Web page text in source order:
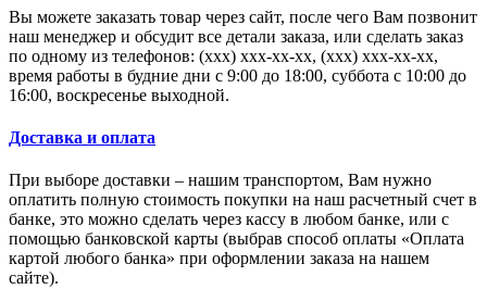
Вы можете заказать товар через сайт, после чего Вам позвонит
наш менеджер и обсудит все детали заказа, или сделать заказ
по одному из телефонов: (xxx) xxx-xx-xx, (xxx) xxx-xx-xx,
время работы в будние дни с 9:00 до 18:00, суббота с 10:00 до
16:00, воскресенье выходной.
Доставка и оплата
При выборе доставки – нашим транспортом, Вам нужно
оплатить полную стоимость покупки на наш расчетный счет в
банке, это можно сделать через кассу в любом банке, или с
помощью банковской карты (выбрав способ оплаты «Оплата
картой любого банка» при оформлении заказа на нашем
сайте).